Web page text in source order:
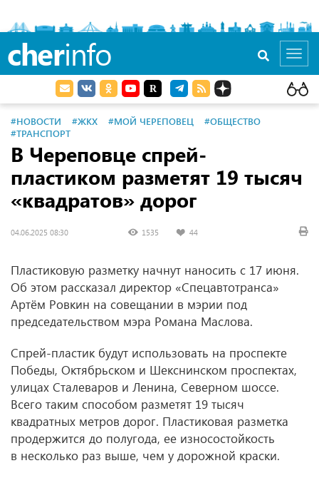
cherinfo
#НОВОСТИ #ЖКХ #МОЙ ЧЕРЕПОВЕЦ
#ОБЩЕСТВО
#ТРАНСПОРТ
В Череповце спрей-
пластиком разметят 19 тысяч
«квадратов» дорог
04.06.2025 08:30 1535 44
Пластиковую разметку начнут наносить с 17 июня.
Об этом рассказал директор «Спецавтотранса»
Артём Ровкин на совещании в мэрии под
председательством мэра Романа Маслова.
Спрей-пластик будут использовать на проспекте
Победы, Октябрьском и Шекснинском проспектах,
улицах Сталеваров и Ленина, Северном шоссе.
Всего таким способом разметят 19 тысяч
квадратных метров дорог. Пластиковая разметка
продержится до полугода, ее износостойкость
в несколько раз выше, чем у дорожной краски.